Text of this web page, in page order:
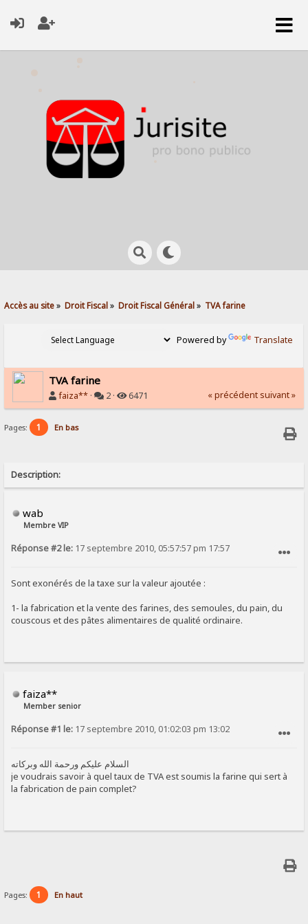
Accès au site» Droit Fiscal» Droit Fiscal Général» TVA farine
Powered by Translate
TVA farine
faiza** · 2 · 6471 « précédent suivant »
Pages: 1 En bas
Description:
wab
Membre VIP
Réponse #2 le: 17 septembre 2010, 05:57:57 pm 17:57
Sont exonérés de la taxe sur la valeur ajoutée :
1- la fabrication et la vente des farines, des semoules, du pain, du
couscous et des pâtes alimentaires de qualité ordinaire.
faiza**
Member senior
Réponse #1 le: 17 septembre 2010, 01:02:03 pm 13:02
السلام عليكم ورحمة الله وبركاته
je voudrais savoir à quel taux de TVA est soumis la farine qui sert à
la fabrication de pain complet?
Pages: 1 En haut